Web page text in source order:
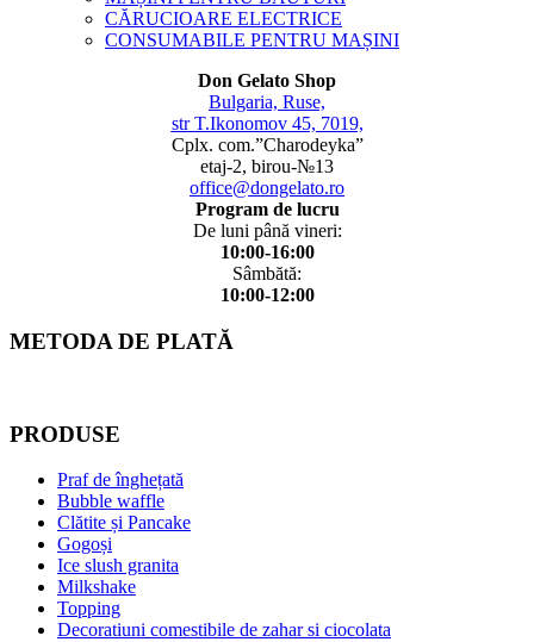
CĂRUCIOARE ELECTRICE
CONSUMABILE PENTRU MAȘINI
Don Gelato Shop
Bulgaria, Ruse,
str T.Ikonomov 45, 7019,
Cplx. com.”Charodeyka”
etaj-2, birou-№13
office@dongelato.ro
Program de lucru
De luni până vineri:
10:00-16:00
Sâmbătă:
10:00-12:00
METODA DE PLATĂ
PRODUSE
Praf de înghețată
Bubble waffle
Clătite și Pancake
Gogoși
Ice slush granita
Milkshake
Topping
Decoratiuni comestibile de zahar si ciocolata